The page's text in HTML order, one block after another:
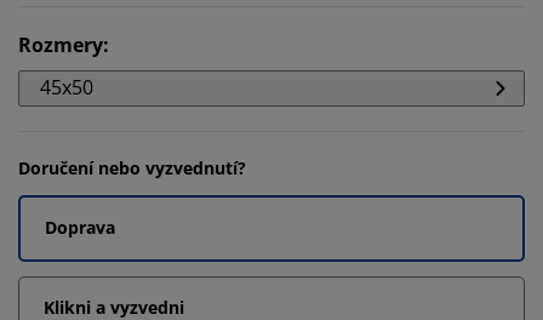
Rozmery:
45x50
Doručení nebo vyzvednutí?
Doprava
Klikni a vyzvedni